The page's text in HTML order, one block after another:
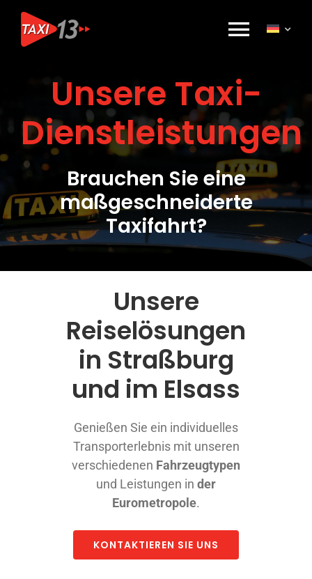
Skip
content
Réservation
Nos Services
Qui sommes-nous ?
Marque Alsace
Appeler avec Whatsapp
+33 3 88 36 13 13
Unsere Taxi-
Dienstleistungen
Brauchen Sie eine
maßgeschneiderte
Taxifahrt?
Unsere
Reiselösungen
in Straßburg
und im Elsass
Genießen Sie ein individuelles
Transporterlebnis mit unseren
verschiedenen Fahrzeugtypen
und Leistungen in der
Eurometropole.
KONTAKTIEREN SIE UNS